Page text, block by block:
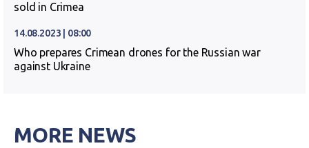
sold in Crimea
14.08.2023 | 08:00
Who prepares Crimean drones for the Russian war
against Ukraine
MORE NEWS